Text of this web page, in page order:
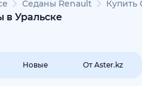
Седаны Renault Купить
в Уральске
Новые От Aster.kz